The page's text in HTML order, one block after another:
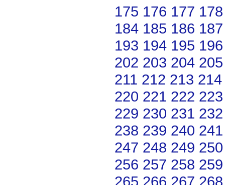
175 176 177 178
184 185 186 187
193 194 195 196
202 203 204 205
211 212 213 214
220 221 222 223
229 230 231 232
238 239 240 241
247 248 249 250
256 257 258 259
265 266 267 268